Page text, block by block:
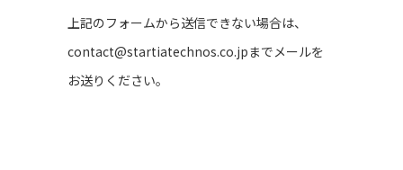
上記のフォームから送信できない場合は、
contact@startiatechnos.co.jpまでメールを
お送りください。